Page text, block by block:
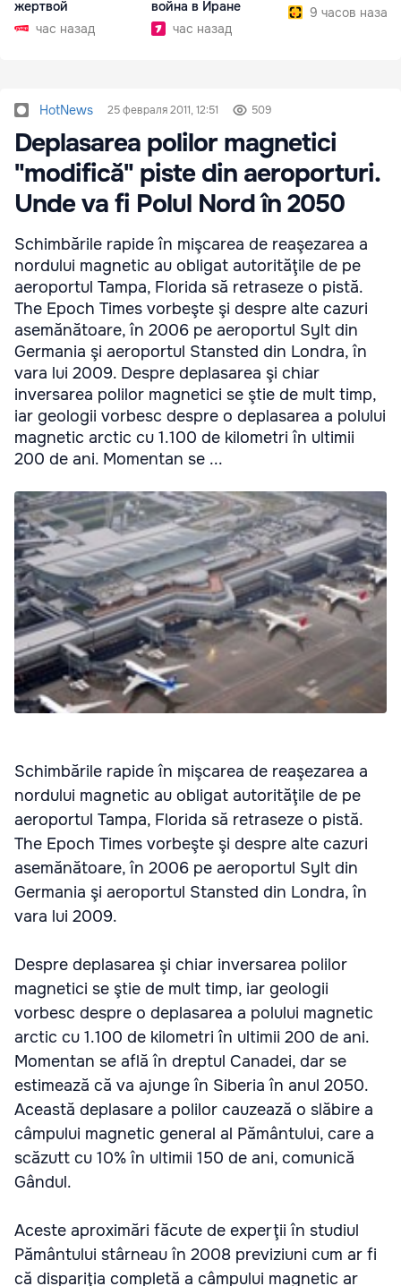
жертвой
час назад
война в Иране
час назад
9 часов назад
HotNews 25 февраля 2011, 12:51 509
Deplasarea polilor magnetici
"modifică" piste din aeroporturi.
Unde va fi Polul Nord în 2050
Schimbările rapide în mişcarea de reaşezarea a
nordului magnetic au obligat autorităţile de pe
aeroportul Tampa, Florida să retraseze o pistă.
The Epoch Times vorbeşte şi despre alte cazuri
asemănătoare, în 2006 pe aeroportul Sylt din
Germania şi aeroportul Stansted din Londra, în
vara lui 2009. Despre deplasarea şi chiar
inversarea polilor magnetici se ştie de mult timp,
iar geologii vorbesc despre o deplasarea a polului
magnetic arctic cu 1.100 de kilometri în ultimii
200 de ani. Momentan se ...
Schimbările rapide în mişcarea de reaşezarea a
nordului magnetic au obligat autorităţile de pe
aeroportul Tampa, Florida să retraseze o pistă.
The Epoch Times vorbeşte şi despre alte cazuri
asemănătoare, în 2006 pe aeroportul Sylt din
Germania şi aeroportul Stansted din Londra, în
vara lui 2009.
Despre deplasarea şi chiar inversarea polilor
magnetici se ştie de mult timp, iar geologii
vorbesc despre o deplasarea a polului magnetic
arctic cu 1.100 de kilometri în ultimii 200 de ani.
Momentan se află în dreptul Canadei, dar se
estimează că va ajunge în Siberia în anul 2050.
Această deplasare a polilor cauzează o slăbire a
câmpului magnetic general al Pământului, care a
scăzutt cu 10% în ultimii 150 de ani, comunică
Gândul.
Aceste aproximări făcute de experţii în studiul
Pământului stârneau în 2008 previziuni cum ar fi
că dispariţia completă a câmpului magnetic ar